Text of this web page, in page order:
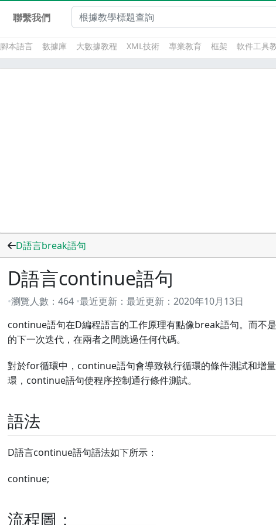
聯繫我們
腳本語言 數據庫 大數據教程 XML技術 專業教育 框架 軟件工具
D語言break語句
D語言continue語句
瀏覽人數： 464 最近更新： 最近更新： 2020年10月13日
continue語句在D編程語言的工作原理有點像break語句。而不
的下一次迭代，在兩者之間跳過任何代碼。
對於for循環中，continue語句會導致執行循環的條件測試和增
環，continue語句使程序控制通行條件測試。
語法
D語言continue語句語法如下所示：
continue;
流程圖：